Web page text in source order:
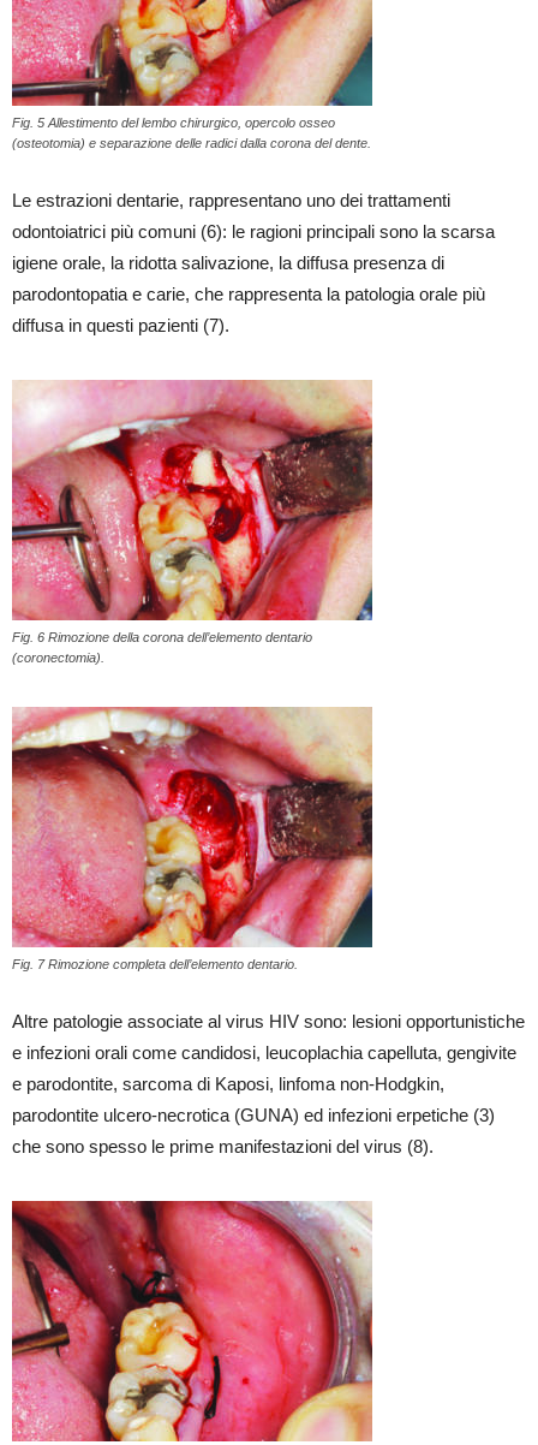
Fig. 5 Allestimento del lembo chirurgico, opercolo osseo
(osteotomia) e separazione delle radici dalla corona del dente.
Le estrazioni dentarie, rappresentano uno dei trattamenti
odontoiatrici più comuni (6): le ragioni principali sono la scarsa
igiene orale, la ridotta salivazione, la diffusa presenza di
parodontopatia e carie, che rappresenta la patologia orale più
diffusa in questi pazienti (7).
Fig. 6 Rimozione della corona dell’elemento dentario
(coronectomia).
Fig. 7 Rimozione completa dell’elemento dentario.
Altre patologie associate al virus HIV sono: lesioni opportunistiche
e infezioni orali come candidosi, leucoplachia capelluta, gengivite
e parodontite, sarcoma di Kaposi, linfoma non-Hodgkin,
parodontite ulcero-necrotica (GUNA) ed infezioni erpetiche (3)
che sono spesso le prime manifestazioni del virus (8).